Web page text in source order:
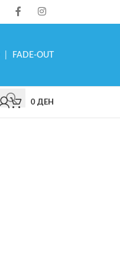
FADE-OUT
0 ДЕН